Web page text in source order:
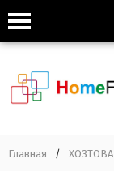
Главная /